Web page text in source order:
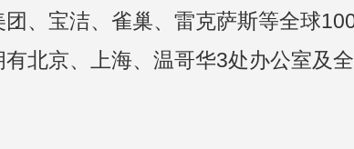
、宝洁、雀巢、雷克萨斯等全球
北京、上海、温哥华3处办公室及